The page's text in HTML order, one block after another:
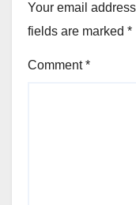
Your email
fields are marked *
Comment*